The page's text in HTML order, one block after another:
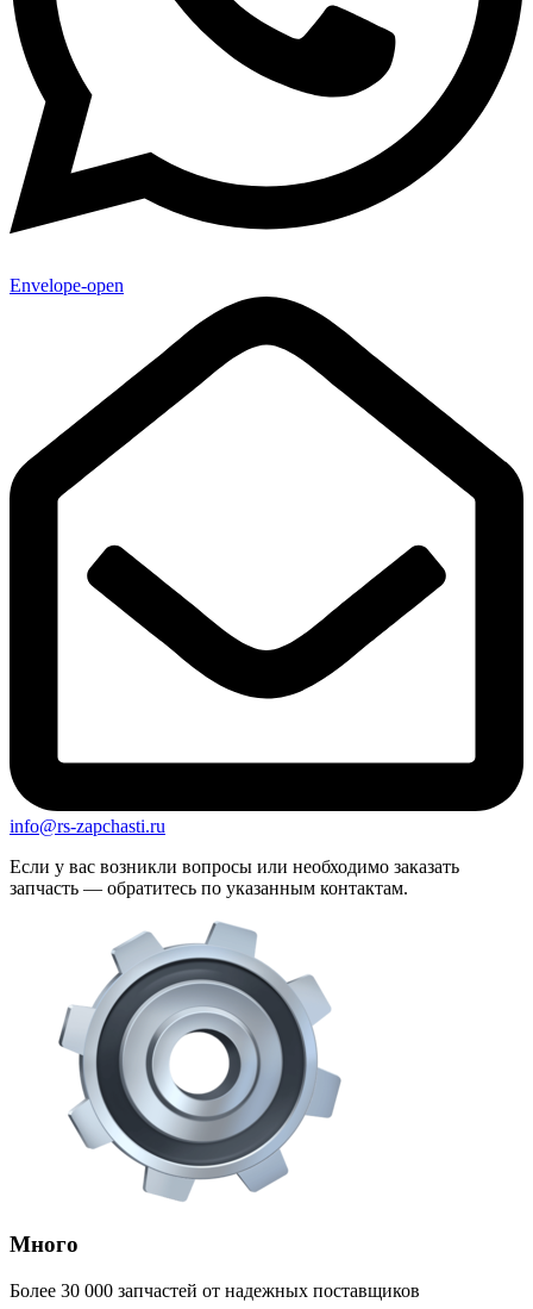
Envelope-open
info@rs-zapchasti.ru
Если у вас возникли вопросы или необходимо заказать
запчасть — обратитесь по указанным контактам.
Много
Более 30 000 запчастей от надежных поставщиков